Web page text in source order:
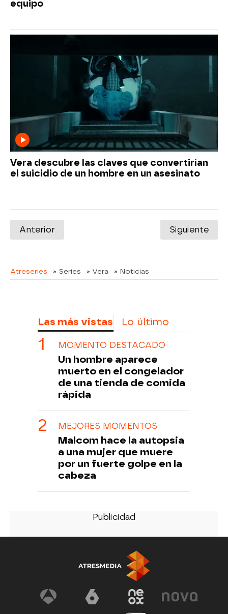
equipo
Vera descubre las claves que convertirían
el suicidio de un hombre en un asesinato
Anterior Siguiente
Atreseries » Series » Vera » Noticias
Las más vistas Lo último
MOMENTO DESTACADO
Un hombre aparece
muerto en el congelador
de una tienda de comida
rápida
MEJORES MOMENTOS
Malcom hace la autopsia
a una mujer que muere
por un fuerte golpe en la
cabeza